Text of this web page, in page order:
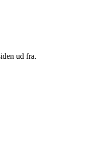
ud fra.